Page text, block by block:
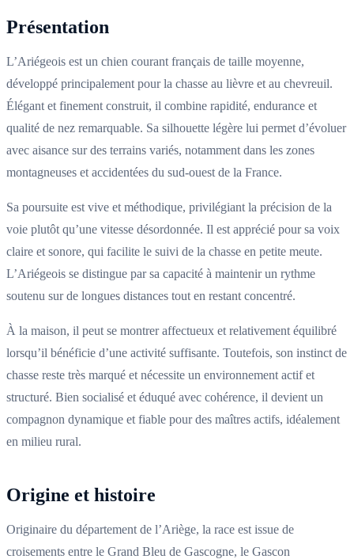
Présentation
L’Ariégeois est un chien courant français de taille moyenne,
développé principalement pour la chasse au lièvre et au chevreuil.
Élégant et finement construit, il combine rapidité, endurance et
qualité de nez remarquable. Sa silhouette légère lui permet d’évoluer
avec aisance sur des terrains variés, notamment dans les zones
montagneuses et accidentées du sud-ouest de la France.
Sa poursuite est vive et méthodique, privilégiant la précision de la
voie plutôt qu’une vitesse désordonnée. Il est apprécié pour sa voix
claire et sonore, qui facilite le suivi de la chasse en petite meute.
L’Ariégeois se distingue par sa capacité à maintenir un rythme
soutenu sur de longues distances tout en restant concentré.
À la maison, il peut se montrer affectueux et relativement équilibré
lorsqu’il bénéficie d’une activité suffisante. Toutefois, son instinct de
chasse reste très marqué et nécessite un environnement actif et
structuré. Bien socialisé et éduqué avec cohérence, il devient un
compagnon dynamique et fiable pour des maîtres actifs, idéalement
en milieu rural.
Origine et histoire
Originaire du département de l’Ariège, la race est issue de
croisements entre le Grand Bleu de Gascogne, le Gascon